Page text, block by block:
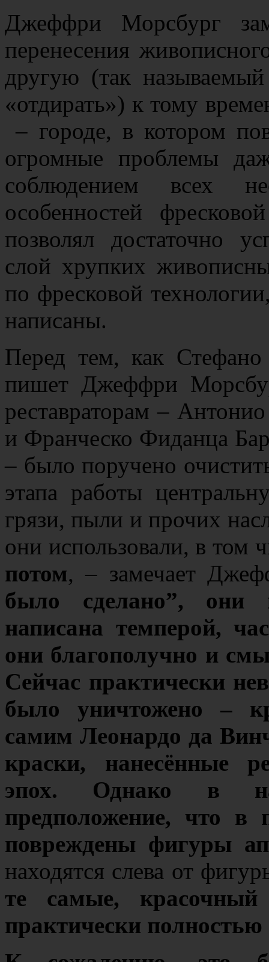
Джеффри Морсбург
перенесения
другую (так
«отдирать») к тому
– городе, в котором
огромные проблемы
соблюдением всех
особенностей
позволял достаточно
слой хрупких
по фресковой
написаны.
Перед тем, как
пишет Джеффри
реставраторам –
и Франческо Фиданца
– было поручено
этапа работы
грязи, пыли и прочих
они использовали, в том
потом, – замечает
было сделано”, они
написана темперой,
они благополучно и
Сейчас практически
было уничтожено –
самим Леонардо да
краски, нанесённые
эпох. Однако в
предположение, что в
повреждены фигуры
находятся слева от
те самые,
практически полностью